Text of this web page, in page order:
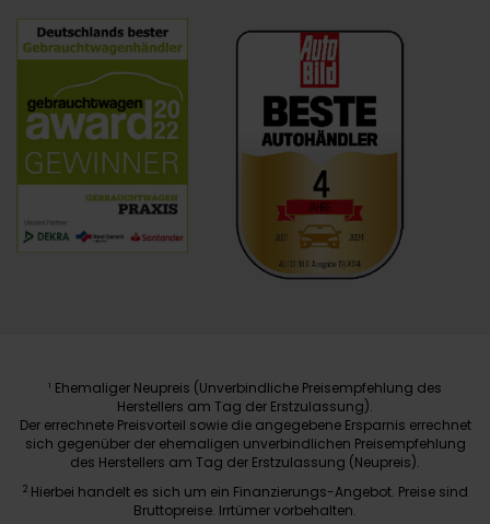
1 Ehemaliger Neupreis (Unverbindliche Preisempfehlung des
Herstellers am Tag der Erstzulassung).
Der errechnete Preisvorteil sowie die angegebene Ersparnis errechnet
sich gegenüber der ehemaligen unverbindlichen Preisempfehlung
des Herstellers am Tag der Erstzulassung (Neupreis).
2 Hierbei handelt es sich um ein Finanzierungs-Angebot. Preise sind
Bruttopreise. Irrtümer vorbehalten.